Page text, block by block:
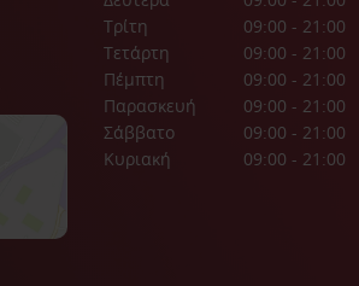
Τρίτη
09:00 - 21:00
Τετάρτη
09:00 - 21:00
Πέμπτη
09:00 - 21:00
Παρασκευή
09:00 - 21:00
Σάββατο
09:00 - 21:00
Κυριακή
09:00 - 21:00